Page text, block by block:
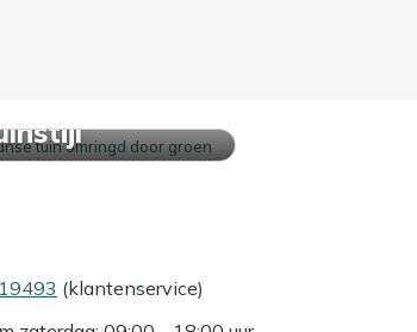
(klantenservice)